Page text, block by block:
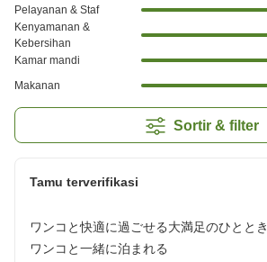
Pelayanan & Staf
Kenyamanan &
Kebersihan
Kamar mandi
Makanan
Sortir & filter
Tamu terverifikasi
ワンコと快適に過ごせる大満足のひととき
ワンコと一緒に泊まれる